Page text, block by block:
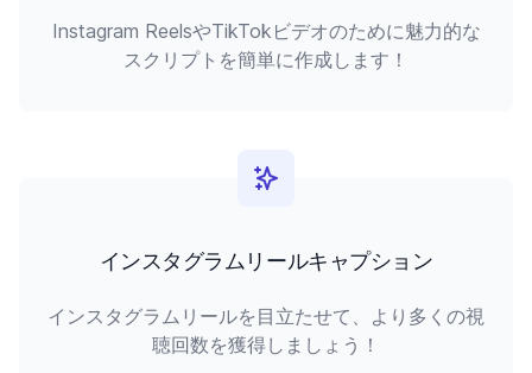
Instagram ReelsやTikTokビデオのために魅力的な
スクリプトを簡単に作成します！
インスタグラムリールキャプション
インスタグラムリールを目立たせて、より多くの視
聴回数を獲得しましょう！